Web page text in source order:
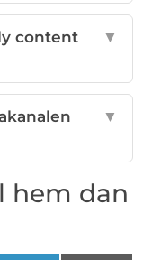
content
▼
▼
hem dan